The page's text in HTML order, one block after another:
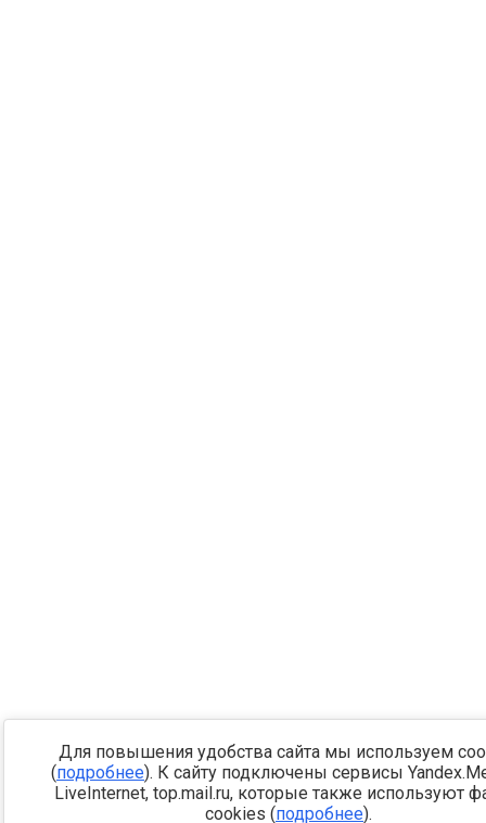
Для повышения удобства сайта мы используем
(подробнее). К сайту подключены сервисы
LiveInternet, top.mail.ru, которые также используют
cookies (подробнее).